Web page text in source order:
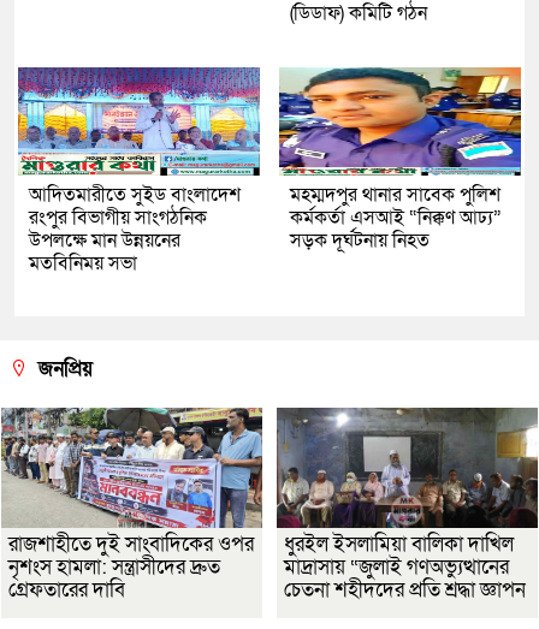
(ডিডাফ) কমিটি গঠন
আদিতমারীতে সুইড বাংলাদেশ
রংপুর বিভাগীয় সাংগঠনিক
উপলক্ষে মান উন্নয়নের
মতবিনিময় সভা
মহম্মদপুর থানার সাবেক পুলিশ
কর্মকর্তা এসআই “নিক্কণ আঢ্য”
সড়ক দূর্ঘটনায় নিহত
জনপ্রিয়
রাজশাহীতে দুই সাংবাদিকের ওপর
নৃশংস হামলা: সন্ত্রাসীদের দ্রুত
গ্রেফতারের দাবি
ধুরইল ইসলামিয়া বালিকা দাখিল
মাদ্রাসায় “জুলাই গণঅভ্যুত্থানের
চেতনা শহীদদের প্রতি শ্রদ্ধা জ্ঞাপন